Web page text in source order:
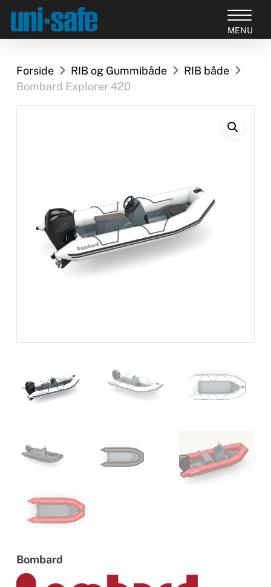
main
Forside
RIB og Gummibåde
RIB både
Bombard Explorer 420
Bombard
Close